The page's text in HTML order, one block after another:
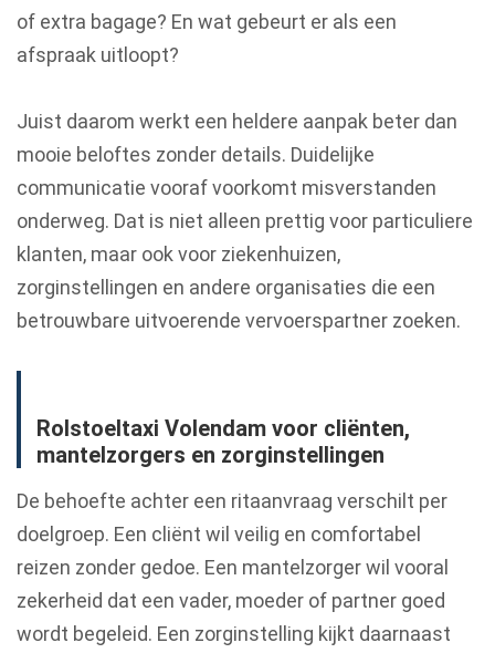
of extra bagage? En wat gebeurt er als een
afspraak uitloopt?
Juist daarom werkt een heldere aanpak beter dan
mooie beloftes zonder details. Duidelijke
communicatie vooraf voorkomt misverstanden
onderweg. Dat is niet alleen prettig voor particuliere
klanten, maar ook voor ziekenhuizen,
zorginstellingen en andere organisaties die een
betrouwbare uitvoerende vervoerspartner zoeken.
Rolstoeltaxi Volendam voor cliënten,
mantelzorgers en zorginstellingen
De behoefte achter een ritaanvraag verschilt per
doelgroep. Een cliënt wil veilig en comfortabel
reizen zonder gedoe. Een mantelzorger wil vooral
zekerheid dat een vader, moeder of partner goed
wordt begeleid. Een zorginstelling kijkt daarnaast